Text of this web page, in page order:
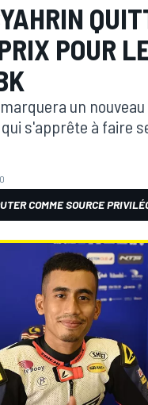
POUR
un
s'apprête à faire
COMME SOURCE